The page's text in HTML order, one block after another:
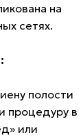
на
сетях.
полости
процедуру в
или